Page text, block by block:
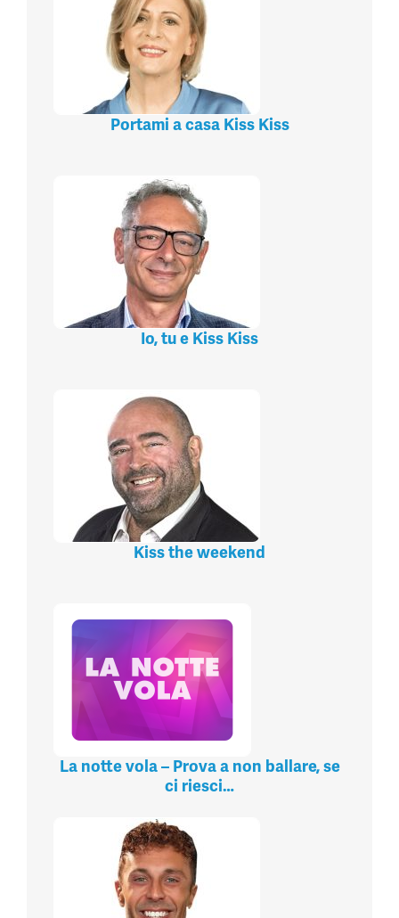
Portami a casa Kiss Kiss
Io, tu e Kiss Kiss
Kiss the weekend
La notte vola – Prova a non ballare, se
ci riesci…